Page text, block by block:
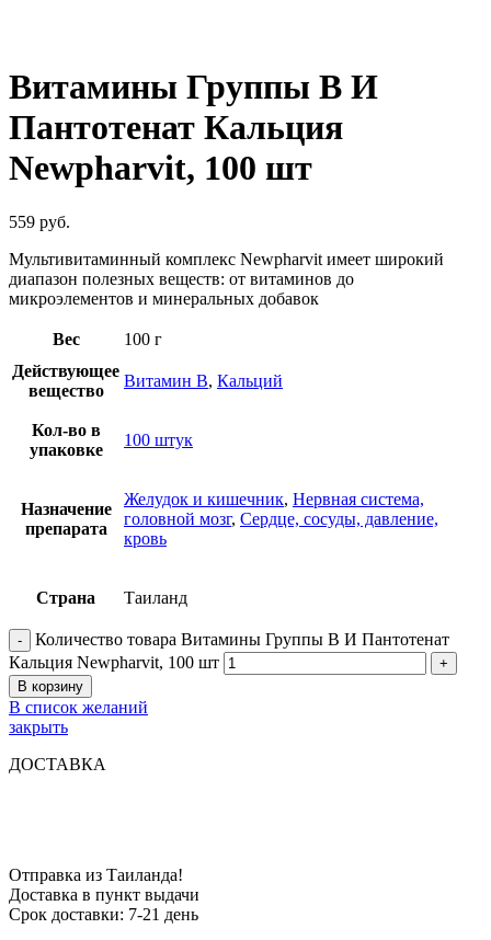
Витамины Группы B И
Пантотенат Кальция
Newpharvit, 100 шт
559 руб.
Мультивитаминный комплекс Newpharvit имеет широкий
диапазон полезных веществ: от витаминов до
микроэлементов и минеральных добавок
Вес
100 г
Действующее
вещество
Витамин B, Кальций
Кол-во в
упаковке
100 штук
Назначение
препарата
Желудок и кишечник, Нервная система,
головной мозг, Сердце, сосуды, давление,
кровь
Страна Таиланд
Количество товара Витамины Группы B И Пантотенат
Кальция Newpharvit, 100 шт
В корзину
В список желаний
закрыть
ДОСТАВКА
Отправка из Таиланда!
Доставка в пункт выдачи
Срок доставки: 7-21 день